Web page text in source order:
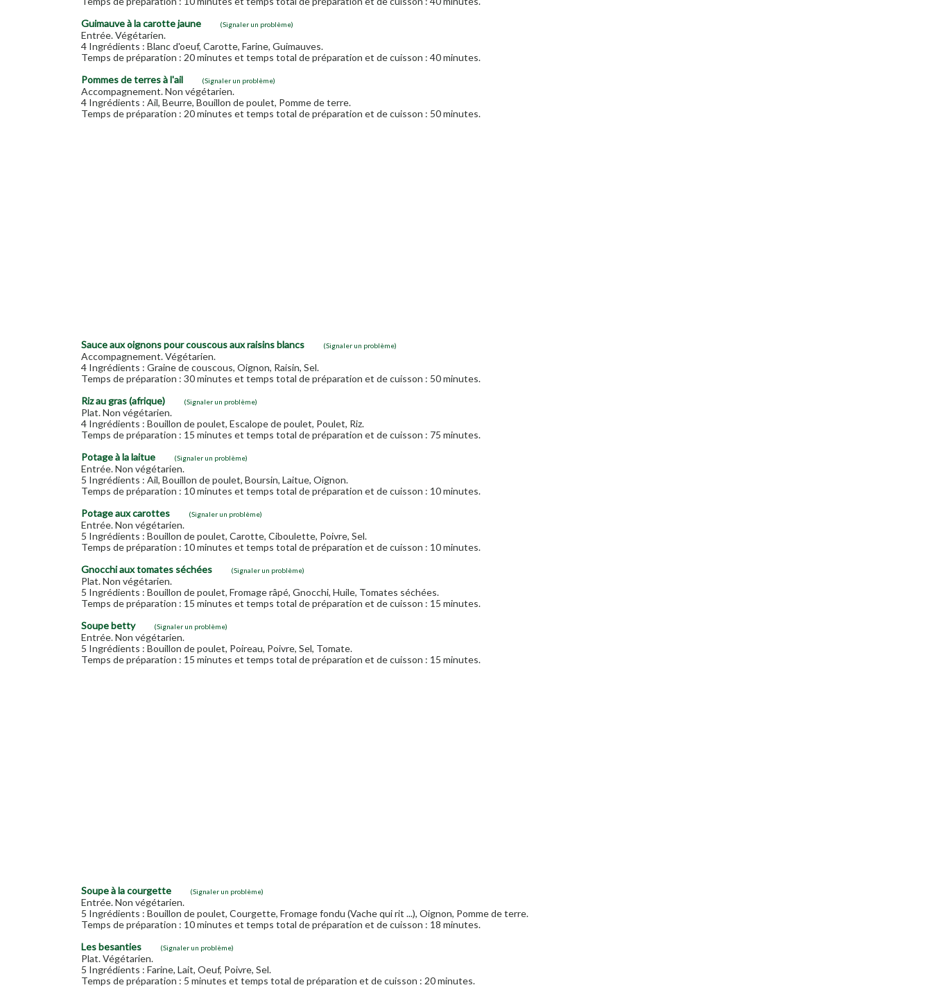
Guimauve à la carotte jaune
(Signaler un problème)
Entrée. Végétarien.
4 Ingrédients : Blanc d'oeuf, Carotte, Farine, Guimauves.
Temps de préparation : 20 minutes et temps total de préparation et de cuisson : 40 minutes.
Pommes de terres à l'ail
(Signaler un problème)
Accompagnement. Non végétarien.
4 Ingrédients : Ail, Beurre, Bouillon de poulet, Pomme de terre.
Temps de préparation : 20 minutes et temps total de préparation et de cuisson : 50 minutes.
Sauce aux oignons pour couscous aux raisins blancs (Signaler un problème)
Accompagnement. Végétarien.
4 Ingrédients : Graine de couscous, Oignon, Raisin, Sel.
Temps de préparation : 30 minutes et temps total de préparation et de cuisson : 50 minutes.
Riz au gras (afrique)
(Signaler un problème)
Plat. Non végétarien.
4 Ingrédients : Bouillon de poulet, Escalope de poulet, Poulet, Riz.
Temps de préparation : 15 minutes et temps total de préparation et de cuisson : 75 minutes.
Potage à la laitue
(Signaler un problème)
Entrée. Non végétarien.
5 Ingrédients : Ail, Bouillon de poulet, Boursin, Laitue, Oignon.
Temps de préparation : 10 minutes et temps total de préparation et de cuisson : 10 minutes.
Potage aux carottes
(Signaler un problème)
Entrée. Non végétarien.
5 Ingrédients : Bouillon de poulet, Carotte, Ciboulette, Poivre, Sel.
Temps de préparation : 10 minutes et temps total de préparation et de cuisson : 10 minutes.
Gnocchi aux tomates séchées
(Signaler un problème)
Plat. Non végétarien.
5 Ingrédients : Bouillon de poulet, Fromage râpé, Gnocchi, Huile, Tomates séchées.
Temps de préparation : 15 minutes et temps total de préparation et de cuisson : 15 minutes.
Soupe betty
(Signaler un problème)
Entrée. Non végétarien.
5 Ingrédients : Bouillon de poulet, Poireau, Poivre, Sel, Tomate.
Temps de préparation : 15 minutes et temps total de préparation et de cuisson : 15 minutes.
Soupe à la courgette (Signaler un problème)
Entrée. Non végétarien.
5 Ingrédients : Bouillon de poulet, Courgette, Fromage fondu (Vache qui rit ...), Oignon, Pomme de terre.
Temps de préparation : 10 minutes et temps total de préparation et de cuisson : 18 minutes.
Les besanties
(Signaler un problème)
Plat. Végétarien.
5 Ingrédients : Farine, Lait, Oeuf, Poivre, Sel.
Temps de préparation : 5 minutes et temps total de préparation et de cuisson : 20 minutes.